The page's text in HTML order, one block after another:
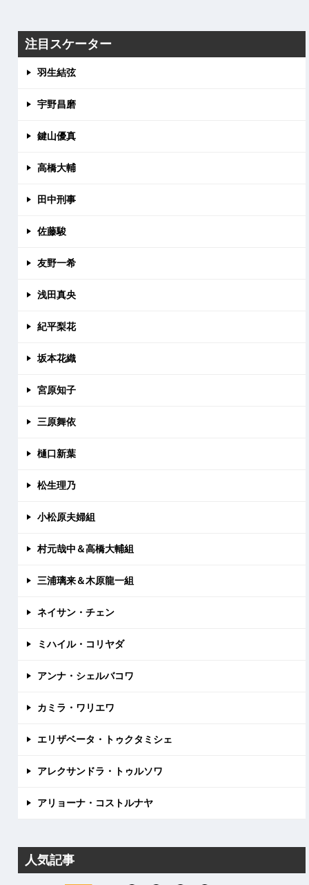
注目スケーター
羽生結弦
宇野昌磨
鍵山優真
高橋大輔
田中刑事
佐藤駿
友野一希
浅田真央
紀平梨花
坂本花織
宮原知子
三原舞依
樋口新葉
松生理乃
小松原夫婦組
村元哉中＆高橋大輔組
三浦璃来＆木原龍一組
ネイサン・チェン
ミハイル・コリヤダ
アンナ・シェルバコワ
カミラ・ワリエワ
エリザベータ・トゥクタミシェ
アレクサンドラ・トゥルソワ
アリョーナ・コストルナヤ
人気記事